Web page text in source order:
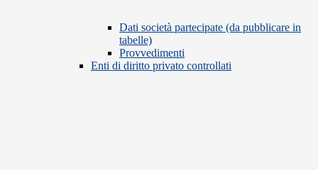
Dati società partecipate (da pubblicare in
tabelle)
Provvedimenti
Enti di diritto privato controllati